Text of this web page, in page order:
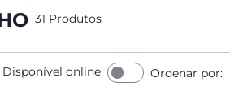
31 Produtos
Disponível online Ordenar por: